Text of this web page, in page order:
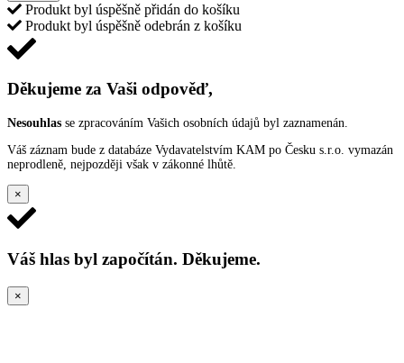
Produkt byl úspěšně přidán do košíku
Produkt byl úspěšně odebrán z košíku
Děkujeme za Vaši odpověď,
Nesouhlas se zpracováním Vašich osobních údajů byl zaznamenán.
Váš záznam bude z databáze Vydavatelstvím KAM po Česku s.r.o. vymazán
neprodleně, nejpozději však v zákonné lhůtě.
×
Váš hlas byl započítán. Děkujeme.
×